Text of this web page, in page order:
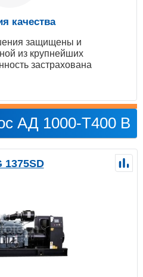
качества
защищены и
из крупнейших
застрахована
АД 1000-Т400 B
1375SD